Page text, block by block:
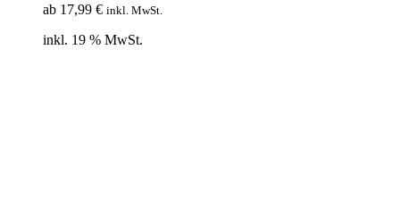
ab 17,99 € inkl. MwSt.
inkl. 19 % MwSt.